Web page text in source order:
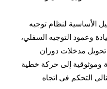
الأساسية لنظام توجيه
وعمود التوجيه السفلي،
تحويل مدخلات دوران
وموثوقية إلى حركة خطية
التحكم في اتجاه